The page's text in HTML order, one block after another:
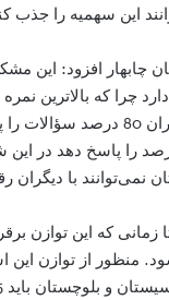
این سهمیه را جذب
افزود: این
چرا که بالاترین
حالت نیز فردی در تهران 80
باید 40 درصد را پاسخ
نمی‌توانند با دیگران
که این توازن
منظور از توازن